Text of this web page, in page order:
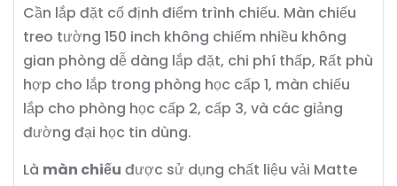
Cần lắp đặt cố định điểm trình chiếu. Màn chiếu
treo tường 150 inch không chiếm nhiều không
gian phòng dễ dàng lắp đặt, chi phí thấp, Rất phù
hợp cho lắp trong phòng học cấp 1, màn chiếu
lắp cho phòng học cấp 2, cấp 3, và các giảng
đường đại học tin dùng.
Là màn chiếu được sử dụng chất liệu vải Matte